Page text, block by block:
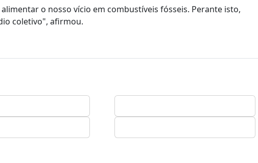
o nosso vício em combustíveis fósseis. Perante isto,
coletivo", afirmou.